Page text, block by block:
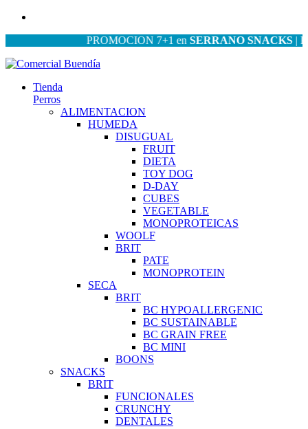
PROMOCION 7+1 enSERRANO SNACKS|
Tienda
Perros
ALIMENTACION
HUMEDA
DISUGUAL
FRUIT
DIETA
TOY DOG
D-DAY
CUBES
VEGETABLE
MONOPROTEICAS
WOOLF
BRIT
PATE
MONOPROTEIN
SECA
BRIT
BC HYPOALLERGENIC
BC SUSTAINABLE
BC GRAIN FREE
BC MINI
BOONS
SNACKS
BRIT
FUNCIONALES
CRUNCHY
DENTALES